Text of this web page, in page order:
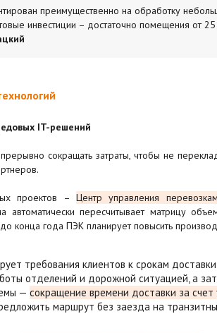
преимущественно на обработку
инвестиции – достаточно помещения от
IT-решений
сокращать затраты, чтобы не
проектов –Центр управления
автоматически пересчитывает матрицу
конца года ПЭК планирует повысить
требования клиентов к срокам
отделений и дорожной ситуацией, а
— сокращение времени доставки за
маршрут без заезда на